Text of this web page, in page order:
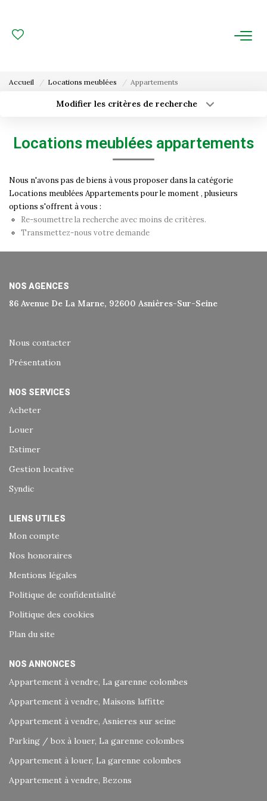
ESTIMATION
FAIRE GÉRER
Gestion De Copropriété
NOUS CONNAITRE
Accueil Locations meublées Appartements
Modifier les critères de recherche
Type de bien
Surface min
Budget max Plus de critères
Créer une alerte
Locations meublées appartements
Nous n'avons pas de biens à vous proposer dans la catégorie
Locations meublées Appartements pour le moment , plusieurs
options s'offrent à vous :
Re-soumettre la recherche avec moins de critères.
Transmettez-nous votre demande
NOS AGENCES
86 Avenue De La Marne, 92600 Asnières-Sur-Seine
Nous contacter
Présentation
NOS SERVICES
Acheter
Louer
Estimer
Gestion locative
Syndic
LIENS UTILES
Mon compte
Nos honoraires
Mentions légales
Politique de confidentialité
Politique des cookies
Plan du site
NOS ANNONCES
Appartement à vendre, La garenne colombes
Appartement à vendre, Maisons laffitte
Appartement à vendre, Asnieres sur seine
Parking / box à louer, La garenne colombes
Appartement à louer, La garenne colombes
Appartement à vendre, Bezons